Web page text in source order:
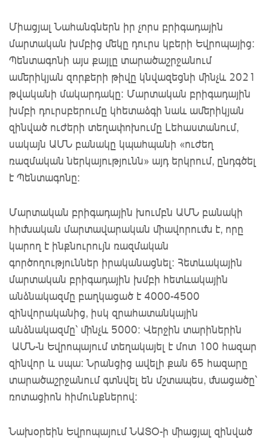
Միացյալ Նահանգներն իր չորս բրիգադային
մարտական ​​խմբից մեկը դուրս կբերի Եվրոպայից։
Պենտագոնի այս քայլը տարածաշրջանում
ամերիկյան զորքերի թիվը կնվազեցնի մինչև 2021
թվականի մակարդակը։ Մարտական բրիգադային
խմբի դուրսբերումը կհետաձգի նաև ամերիկյան
զինված ուժերի տեղափոխումը Լեհաստանում,
սակայն ԱՄՆ բանակը կպահպանի «ուժեղ
ռազմական ներկայությունն» այդ երկրում, ընդգծել
է Պենտագոնը:
Մարտական բրիգադային ​​խումբն ԱՄՆ բանակի
հիմնական մարտավարական միավորումն է, որը
կարող է ինքնուրույն ռազմական ​​
գործողություններ իրականացնել։ Հետևակային
մարտական բրիգադային ​​խմբի հետևակային
անձնակազմը բաղկացած է 4000-4500
զինվորականից, իսկ զրահատանկային
անձնակազմը՝ մինչև 5000: Վերջին տարիներին
ԱՄՆ-ն Եվրոպայում տեղակայել է մոտ 100 հազար
զինվոր և սպա: Նրանցից
տարածաշրջանում գտնվել են մշտապես, մնացածը՝
ռոտացիոն հիմունքներով։
Նախօրեին Եվրոպայում ՆԱՏՕ-ի միացյալ զինված